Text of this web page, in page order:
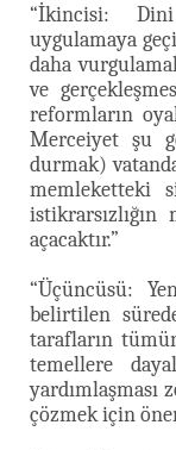
“İkincisi:
uygulamaya
daha
ve
reformların
Merceiyet şu
durmak)
memleketteki
açacaktır.”
“Üçüncüsü:
belirtilen
tarafların
temellere
çözmek için